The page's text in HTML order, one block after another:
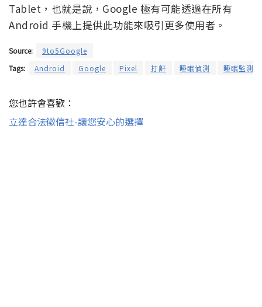
Tablet，也就是說，Google 極有可能透過在所有
Android 手機上提供此功能來吸引更多使用者。
Source:
9to5Google
Tags:
Android Google Pixel 打鼾 睡眠偵測 睡眠監測
您也許會喜歡：
立達合法徵信社-讓您安心的選擇